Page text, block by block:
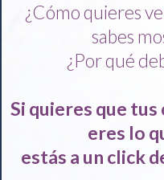
¿Cómo quieres
sabes
¿Por qué
Si quieres que
eres lo
estás a un click